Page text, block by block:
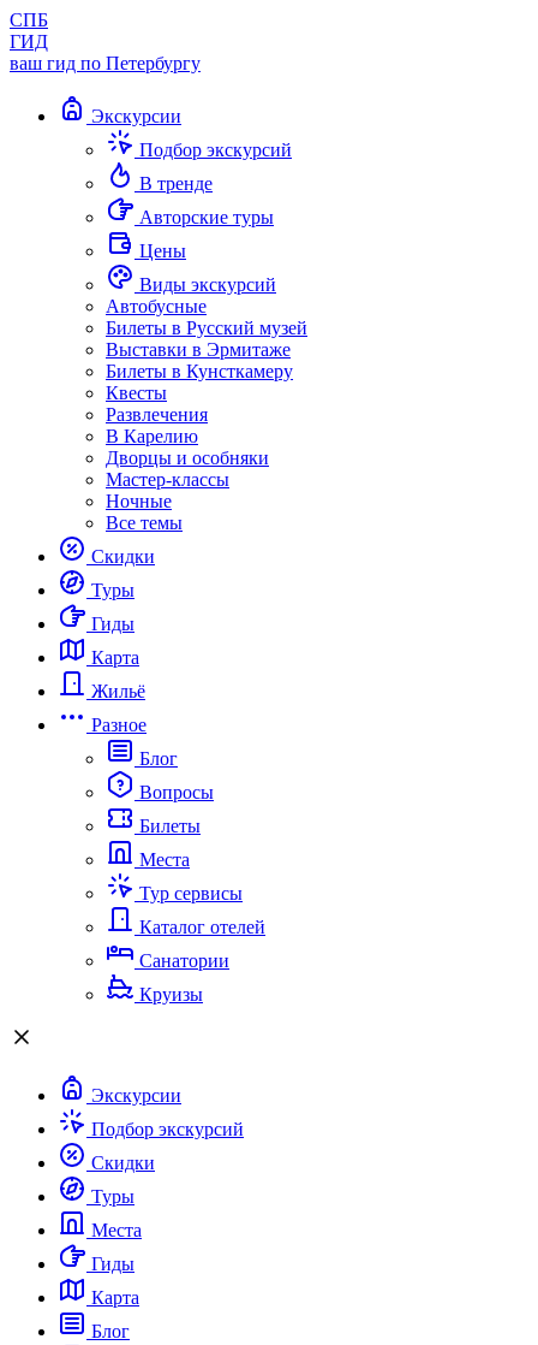
СПБ
ГИД
ваш гид по Петербургу
Экскурсии
Подбор экскурсий
В тренде
Авторские туры
Цены
Виды экскурсий
Автобусные
Билеты в Русский музей
Выставки в Эрмитаже
Билеты в Кунсткамеру
Квесты
Развлечения
В Карелию
Дворцы и особняки
Мастер-классы
Ночные
Все темы
Скидки
Туры
Гиды
Карта
Жильё
Разное
Блог
Вопросы
Билеты
Места
Тур сервисы
Каталог отелей
Санатории
Круизы
Экскурсии
Подбор экскурсий
Скидки
Туры
Места
Гиды
Карта
Блог